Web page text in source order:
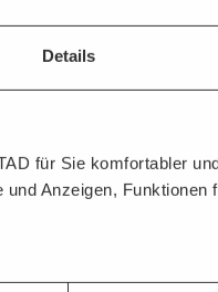
Details
für Sie komfortabler
Anzeigen,